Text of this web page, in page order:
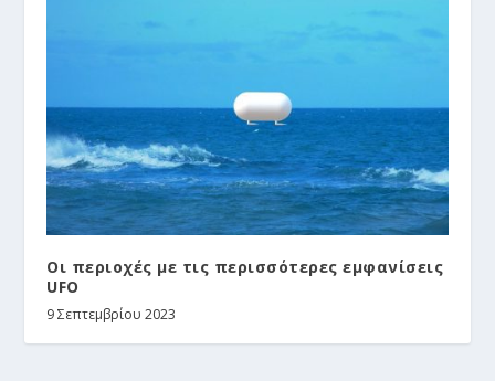
Οι περιοχές με τις περισσότερες εμφανίσεις
UFO
9 Σεπτεμβρίου 2023